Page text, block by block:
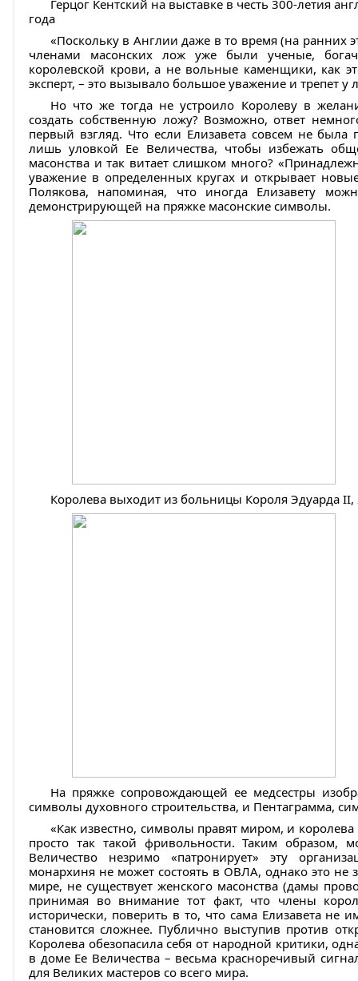
Герцог Кентский на выставке в честь 300-летия
года
«Поскольку в Англии даже в то время (на ранних
членами масонских лож уже были ученые,
королевской крови, а не вольные каменщики, как
эксперт, – это вызывало большое уважение и трепет
Но что же тогда не устроило Королеву в
создать собственную ложу? Возможно, ответ
первый взгляд. Что если Елизавета совсем не
лишь уловкой Ее Величества, чтобы избежать
масонства и так витает слишком много?
уважение в определенных кругах и открывает
Полякова, напоминая, что иногда Елизавету
демонстрирующей на пряжке масонские символы.
Королева выходит из больницы Короля Эдуарда II,
На пряжке сопровождающей ее медсестры
символы духовного строительства, и Пентаграмма,
«Как известно, символы правят миром, и
просто так такой фривольности. Таким
Величество незримо «патронирует» эту
монархиня не может состоять в ОВЛА, однако это не
мире, не существует женского масонства (дамы
принимая во внимание тот факт, что члены
исторически, поверить в то, что сама Елизавета не
становится сложнее. Публично выступив против
Королева обезопасила себя от народной критики,
в доме Ее Величества – весьма красноречивый
для Великих мастеров со всего мира.